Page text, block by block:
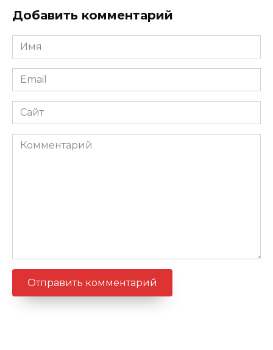
Добавить комментарий
Имя
*
Email
*
Сайт
Комментарий